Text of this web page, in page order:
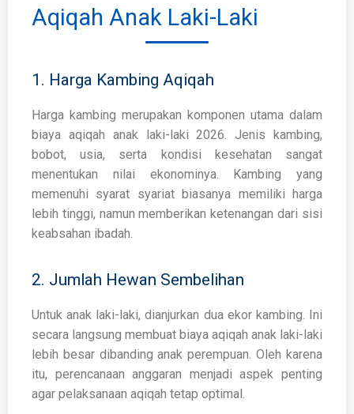
Aqiqah Anak Laki-Laki
1. Harga Kambing Aqiqah
Harga kambing merupakan komponen utama dalam
biaya aqiqah anak laki-laki 2026. Jenis kambing,
bobot, usia, serta kondisi kesehatan sangat
menentukan nilai ekonominya. Kambing yang
memenuhi syarat syariat biasanya memiliki harga
lebih tinggi, namun memberikan ketenangan dari sisi
keabsahan ibadah.
2. Jumlah Hewan Sembelihan
Untuk anak laki-laki, dianjurkan dua ekor kambing. Ini
secara langsung membuat biaya aqiqah anak laki-laki
lebih besar dibanding anak perempuan. Oleh karena
itu, perencanaan anggaran menjadi aspek penting
agar pelaksanaan aqiqah tetap optimal.